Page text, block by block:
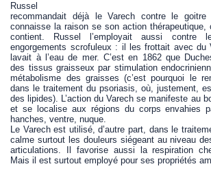
Russel
recommandait déjà le Varech contre le goitre
connaisse la raison se son action thérapeutique,
contient. Russel l’employait aussi contre
engorgements scrofuleux : il les frottait avec du
lavait à l’eau de mer. C’est en 1862 que
des tissus graisseux par stimulation
métabolisme des graisses (c’est pourquoi le
dans le traitement du psoriasis, où, justement,
des lipides). L’action du Varech se manifeste au
et se localise aux régions du corps envahies
hanches, ventre, nuque.
Le Varech est utilisé, d’autre part, dans le
calme surtout les douleurs siégeant au niveau
articulations. Il favorise aussi la respiration
Mais il est surtout employé pour ses propriétés